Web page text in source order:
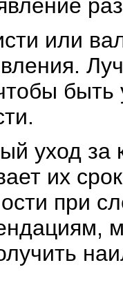
или
уход
их
при